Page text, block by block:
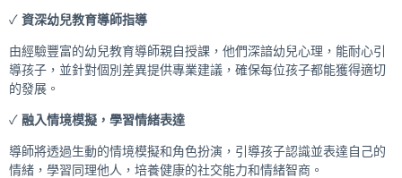
✓ 資深幼兒教育導師指導
由經驗豐富的幼兒教育導師親自授課，他們深諳幼兒心理，能耐心引
導孩子，並針對個別差異提供專業建議，確保每位孩子都能獲得適切
的發展。
✓ 融入情境模擬，學習情緒表達
導師將透過生動的情境模擬和角色扮演，引導孩子認識並表達自己的
情緒，學習同理他人，培養健康的社交能力和情緒智商。